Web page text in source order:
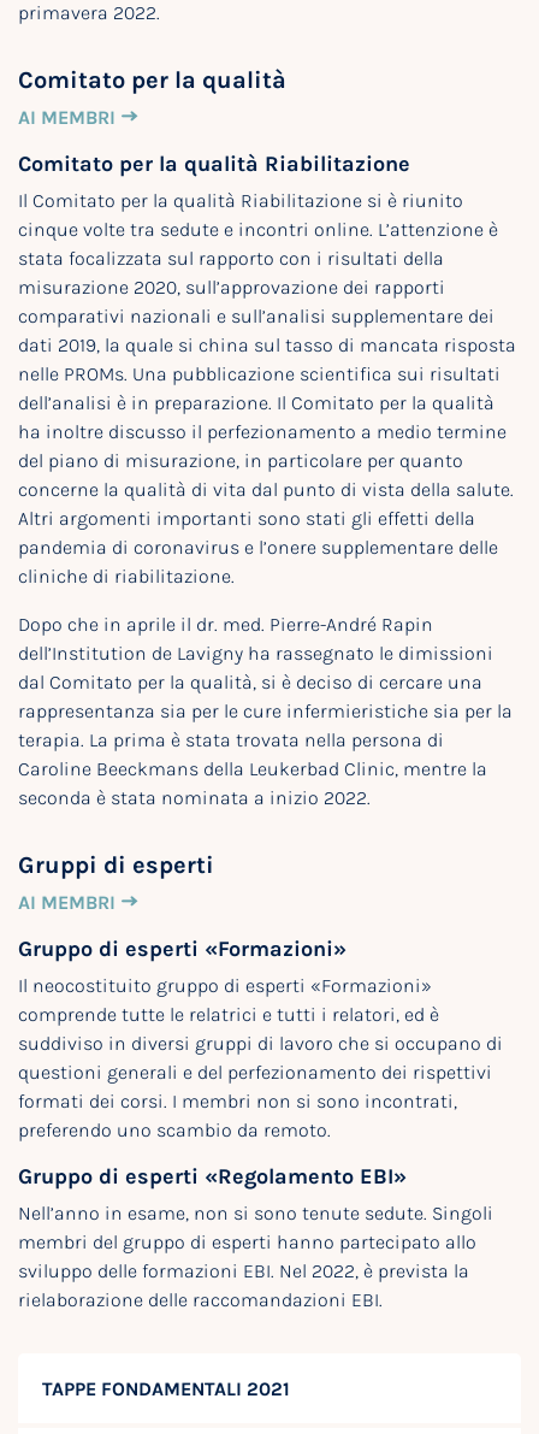
TAPPE FONDAMENTALI 2021
primavera 2022.
Comitato per la qualità
AI MEMBRI
Comitato per la qualità Riabilitazione
Il Comitato per la qualità Riabilitazione si è riunito
cinque volte tra sedute e incontri online. L’attenzione è
stata focalizzata sul rapporto con i risultati della
misurazione 2020, sull’approvazione dei rapporti
comparativi nazionali e sull’analisi supplementare dei
dati 2019, la quale si china sul tasso di mancata risposta
nelle PROMs. Una pubblicazione scientifica sui risultati
dell’analisi è in preparazione. Il Comitato per la qualità
ha inoltre discusso il perfezionamento a medio termine
del piano di misurazione, in particolare per quanto
concerne la qualità di vita dal punto di vista della salute.
Altri argomenti importanti sono stati gli effetti della
pandemia di coronavirus e l’onere supplementare delle
cliniche di riabilitazione.
Dopo che in aprile il dr. med. Pierre-André Rapin
dell’Institution de Lavigny ha rassegnato le dimissioni
dal Comitato per la qualità, si è deciso di cercare una
rappresentanza sia per le cure infermieristiche sia per la
terapia. La prima è stata trovata nella persona di
Caroline Beeckmans della Leukerbad Clinic, mentre la
seconda è stata nominata a inizio 2022.
Gruppi di esperti
AI MEMBRI
Gruppo di esperti «Formazioni»
Il neocostituito gruppo di esperti «Formazioni»
comprende tutte le relatrici e tutti i relatori, ed è
suddiviso in diversi gruppi di lavoro che si occupano di
questioni generali e del perfezionamento dei rispettivi
formati dei corsi. I membri non si sono incontrati,
preferendo uno scambio da remoto.
Gruppo di esperti «Regolamento EBI»
Nell’anno in esame, non si sono tenute sedute. Singoli
membri del gruppo di esperti hanno partecipato allo
sviluppo delle formazioni EBI. Nel 2022, è prevista la
rielaborazione delle raccomandazioni EBI.